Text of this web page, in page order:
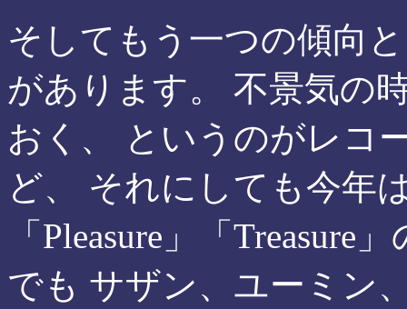
そしてもう一つの傾向
があります。 不景気の
おく、 というのがレコ
ど、 それにしても今年
「Pleasure」「
でも サザン、ユーミン